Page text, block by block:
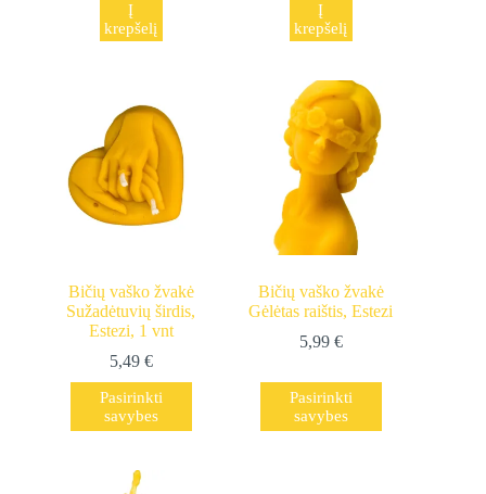
Į
krepšelį
Į
krepšelį
Bičių vaško žvakė
Sužadėtuvių širdis,
Estezi, 1 vnt
5,49 €
Pasirinkti
savybes
This
product
has
variants.
The
Bičių vaško žvakė
Gėlėtas raištis, Estezi
5,99 €
Pasirinkti
savybes
This
product
has